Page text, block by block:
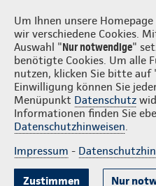
Um Ihnen unsere
wir verschiedene Cookies.
Auswahl "Nur notwendige"
benötigte Cookies. Um alle
nutzen, klicken Sie bitte auf
Einwilligung können Sie
Menüpunkt Datenschutz
Informationen finden Sie
Datenschutzhinweisen.
Impressum -
Zustimmen Nur
H. Römer
Gute Gründe Tarife &